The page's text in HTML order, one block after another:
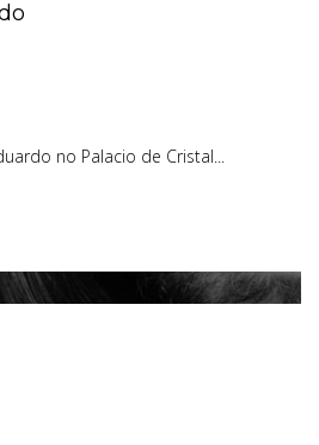
no Palacio de Cristal...